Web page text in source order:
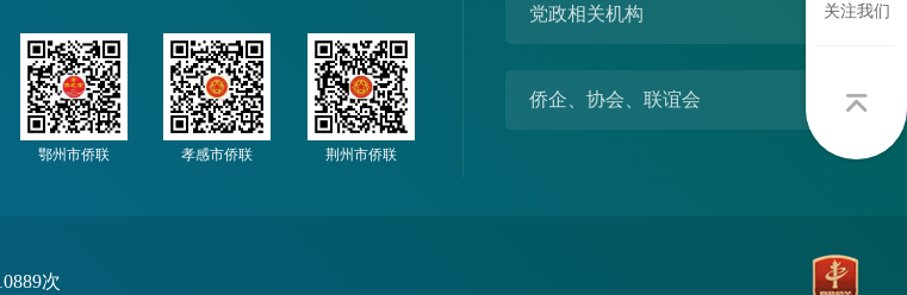
鄂州市侨联 孝感市侨联 荆州市侨联
党政相关机构
侨企、协会、联谊会
次
关注我们